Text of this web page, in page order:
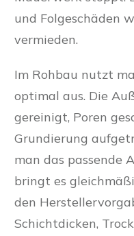
und Folgeschäden
vermieden.
Im Rohbau nutzt
optimal aus. Die
gereinigt, Poren
Grundierung
man das passende
bringt es
den
Schichtdicken,